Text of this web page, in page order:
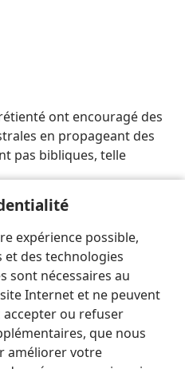
expérience possible,
et des technologies
sont nécessaires au
Internet et ne peuvent
accepter ou refuser
que nous
améliorer votre
ont encouragé des
en propageant des
pas bibliques, telle
Préférences
and Tract Society of Pennsylvania